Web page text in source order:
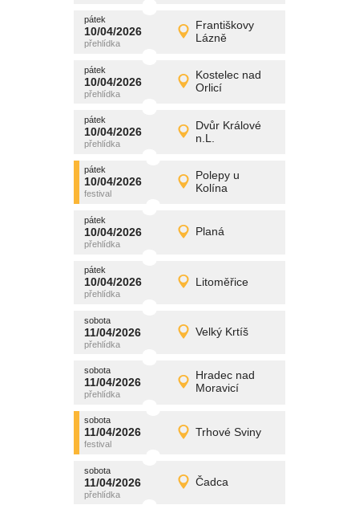
pátek
10/04/2026
Františkovy
Lázně
pátek
10/04/2026 Detail
promítání
pátek
10/04/2026
Kostelec nad
Orlicí
pátek
10/04/2026 Detail
promítání
pátek
10/04/2026
Dvůr Králové
n.L.
pátek
10/04/2026 Detail
promítání
pátek
10/04/2026
Polepy u
Kolína
pátek
10/04/2026 Detail
promítání
pátek
10/04/2026 Planá
pátek
10/04/2026 Detail
promítání
pátek
10/04/2026 Litoměřice
pátek
10/04/2026 Detail
promítání
sobota
11/04/2026 Velký Krtíš
sobota
11/04/2026 Detail
promítání
sobota
11/04/2026
Hradec nad
Moravicí
sobota
11/04/2026 Detail
promítání
sobota
11/04/2026 Trhové Sviny
sobota
11/04/2026 Detail
promítání
sobota
11/04/2026 Čadca
sobota
11/04/2026 Detail
promítání